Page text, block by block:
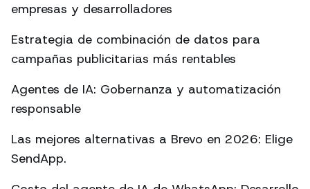
empresas y desarrolladores
Estrategia de combinación de datos para
campañas publicitarias más rentables
Agentes de IA: Gobernanza y automatización
responsable
Las mejores alternativas a Brevo en 2026: Elige
SendApp.